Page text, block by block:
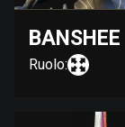
BANSHEE
Ruolo: